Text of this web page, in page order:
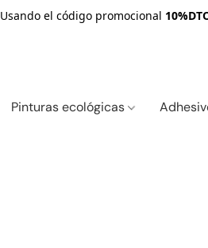
Usando el código promocional
Pinturas ecológicas